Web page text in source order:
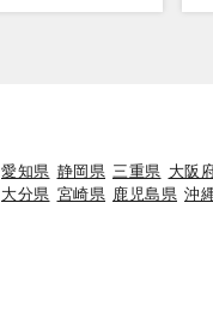
愛知県 静岡県 三重県 大阪
大分県 宮崎県 鹿児島県 沖